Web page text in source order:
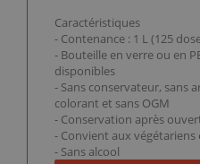
Caractéristiques
- Contenance : 1 L (125
- Bouteille en verre ou en
disponibles
- Sans conservateur, sans
colorant et sans OGM
- Conservation après
- Convient aux
- Sans alcool